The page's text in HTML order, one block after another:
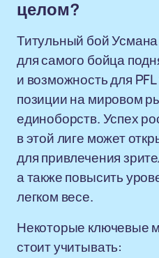
целом?
Титульный бой
для самого бойца
и возможность для
позиции на мировом
единоборств. Успех
в этой лиге может
для привлечения
а также повысить
легком весе.
Некоторые ключевые
стоит учитывать: